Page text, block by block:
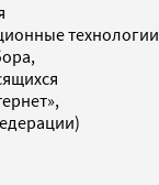
технологии